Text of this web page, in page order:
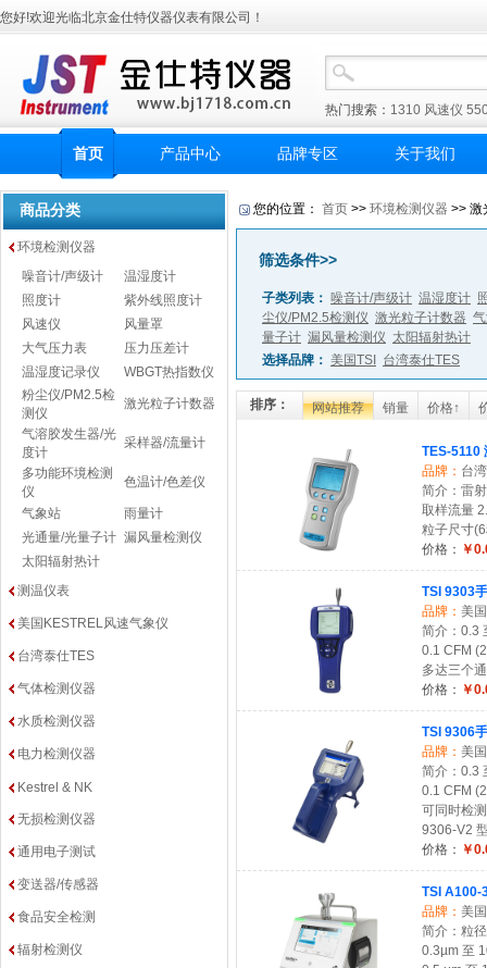
您好!欢迎光临北京金仕特仪器仪表有限公司！
热门搜索： 1310 风速仪
首页 产品中心 品牌专区 关于我们
商品分类
环境检测仪器
噪音计/声级计
温湿度计
照度计
紫外线照度计
风速仪
风量罩
大气压力表
压力压差计
温湿度记录仪
WBGT热指数仪
粉尘仪/PM2.5检
测仪
激光粒子计数器
气溶胶发生器/光
度计
采样器/流量计
多功能环境检测
仪
色温计/色差仪
气象站
雨量计
光通量/光量子计 漏风量检测仪
太阳辐射热计
测温仪表
美国KESTREL风速气象仪
台湾泰仕TES
气体检测仪器
水质检测仪器
电力检测仪器
Kestrel & NK
无损检测仪器
通用电子测试
变送器/传感器
食品安全检测
辐射检测仪
您的位置： 首页 >> 环境检测仪器 >> 激
筛选条件>>
子类列表： 噪音计/声级计 温湿度计
尘仪/PM2.5检测仪 激光粒子计数器
量子计 漏风量检测仪 太阳辐射热计
选择品牌： 美国TSI 台湾泰仕TES
排序： 网站推荐 销量 价格↑
TES-5110
品牌： 台
简介：雷
取样流量
粒子尺寸
价格： ￥
TSI 9303
品牌： 美
简介：0.3
0.1 CFM
多达三个
价格： ￥
TSI 9306
品牌： 美
简介：0.3
0.1 CFM
可同时检
9306-V2
价格： ￥
TSI A100-
品牌： 美
简介：粒
0.3µm 至